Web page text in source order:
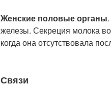
Женские половые органы
железы. Секреция молока
когда она отсутствовала
Связи